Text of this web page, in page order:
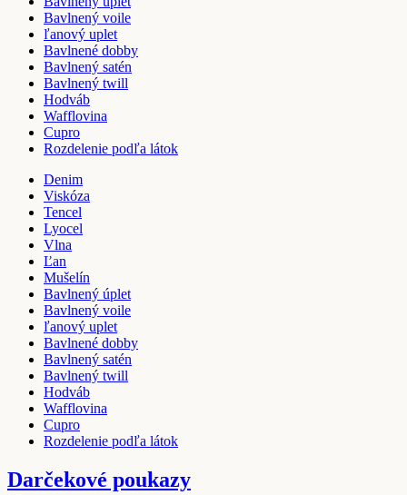
Bavlnený voile
ľanový uplet
Bavlnené dobby
Bavlnený satén
Bavlnený twill
Hodváb
Wafflovina
Cupro
Rozdelenie podľa látok
Denim
Viskóza
Tencel
Lyocel
Vlna
Ľan
Mušelín
Bavlnený úplet
Bavlnený voile
ľanový uplet
Bavlnené dobby
Bavlnený satén
Bavlnený twill
Hodváb
Wafflovina
Cupro
Rozdelenie podľa látok
Darčekové poukazy